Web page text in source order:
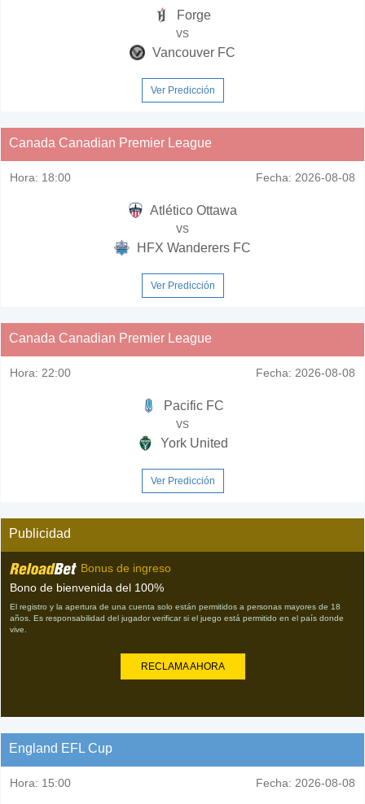
Forge
vs
Vancouver FC
Ver Predicción
Canada Canadian Premier League
Hora: 18:00 Fecha: 2026-08-08
Atlético Ottawa
vs
HFX Wanderers FC
Ver Predicción
Canada Canadian Premier League
Hora: 22:00 Fecha: 2026-08-08
Pacific FC
vs
York United
Ver Predicción
Publicidad
Bonus de ingreso
Bono de bienvenida del 100%
El registro y la apertura de una cuenta solo están permitidos a personas mayores de 18
años. Es responsabilidad del jugador verificar si el juego está permitido en el país donde
vive.
RECLAMA AHORA
England EFL Cup
Hora: 15:00 Fecha: 2026-08-08